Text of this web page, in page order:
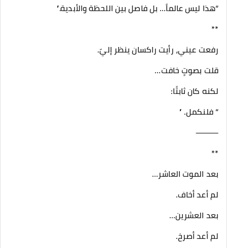
“هذا ليس عالماً… بل فاصل بين اللحظة والأبدية.”
**
رفعت عيني، رأيت راكسان ينظر إليّ.
قلت بصوتٍ خافت…
لكنه كان ثابتًا:
“ فلنكمل. ”
⸻
**
بعد الموت العاشر…
لم أعد أخاف.
بعد العشرين…
لم أعد أصرخ.